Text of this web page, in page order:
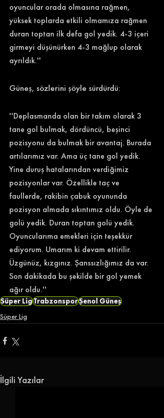
oyuncular orada olmasına rağmen,
yüksek toplarda etkili olmamıza rağmen
duran toptan ilk defa gol yedik. 4-3 içeri
girmeyi düşünürken 4-3 mağlup olarak
ayrıldık.''
Güneş, sözlerini şöyle sürdürdü:
''Deplasmanda olan bir takım olarak 3
tane gol bulmak, dördüncü, beşinci
pozisyonu da bulmak bir avantaj. Burada
artılarımız var. Ama üç tane gol yedik.
Yine duruş hatalarından verdiğimiz
pozisyonlar var. Özellikle taç ve
faullerde, rakibin çabuk oyununda
pozisyon almada sıkıntımız oldu. Öyle de
golü yedik. Duran toptan golü yedik.
Oyuncularıma emekleri için teşekkür
ediyorum. Umarım ki devam ettirilir.
Üzgünüz, kızgınız. Şanssızlığımız da var.
Son dakikada bu şekilde bir gol yemek
ağır oldu.''
Süper LigTrabzonsporŞenol Güneş
Süper Lig
İlgili Yazılar